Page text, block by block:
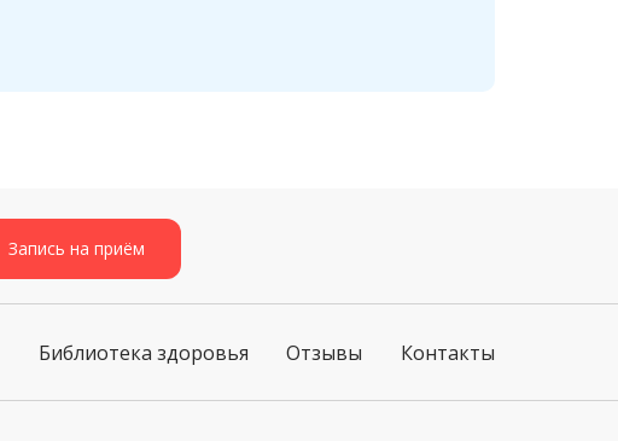
Запись на приём
Библиотека здоровья Отзывы Контакты